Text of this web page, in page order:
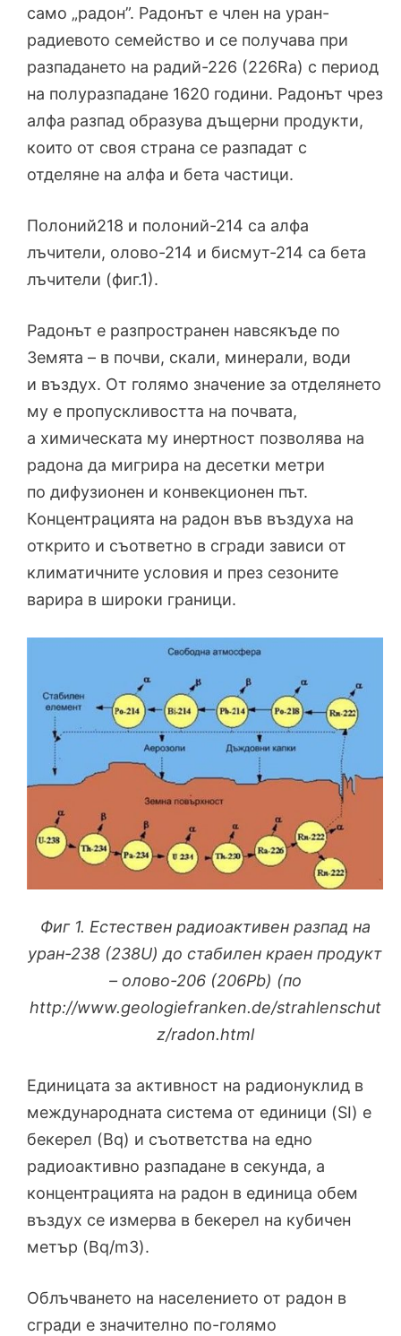
само „радон”. Радонът е член на уран-
радиевото семейство и се получава при
разпадането на радий-226 (226Ra) с период
на полуразпадане 1620 години. Радонът чрез
алфа разпад образува дъщерни продукти,
които от своя страна се разпадат с
отделяне на алфа и бета частици.
Полоний218 и полоний-214 са алфа
лъчители, олово-214 и бисмут-214 са бета
лъчители (фиг.1).
Радонът е разпространен навсякъде по
Земята – в почви, скали, минерали, води
и въздух. От голямо значение за отделянето
му е пропускливостта на почвата,
а химическата му инертност позволява на
радона да мигрира на десетки метри
по дифузионен и конвекционен път.
Концентрацията на радон във въздуха на
открито и съответно в сгради зависи от
климатичните условия и през сезоните
варира в широки граници.
Фиг 1. Естествен радиоактивен разпад на
уран-238 (238U) до стабилен краен продукт
– олово-206 (206Pb) (по
http://www.geologiefranken.de/strahlenschut
z/radon.html
Единицата за активност на радионуклид в
международната система от единици (SI) е
бекерел (Bq) и съответства на едно
радиоактивно разпадане в секунда, а
концентрацията на радон в единица обем
въздух се измерва в бекерел на кубичен
метър (Bq/m3).
Облъчването на населението от радон в
сгради е значително по-голямо